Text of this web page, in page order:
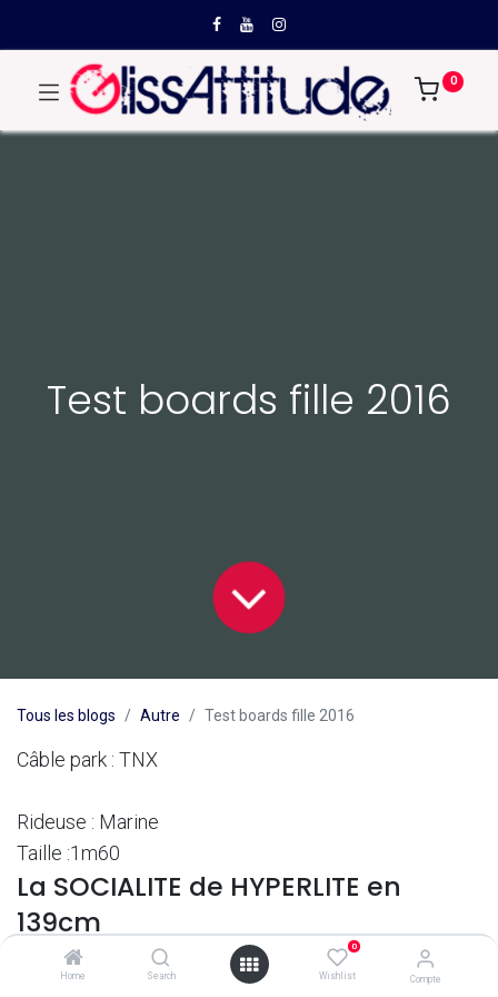
Home Search
0
Wishlist Compte
0
Test boards fille 2016
Tous les blogs Autre Test boards fille 2016
Câble park : TNX
Rideuse : Marine
Taille :1m60
La SOCIALITE de HYPERLITE en
139cm
Elle paraît très grande mais en faite elle est mesurée